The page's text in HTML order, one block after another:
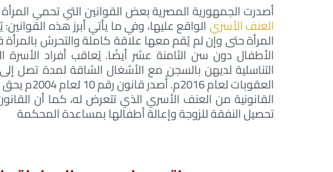
أصدرت الجمهورية المصرية بعض القوانين التي تحمي
العنف الأسريالواقع عليها، وفي ما يأتي أبرز هذه
الأطفال دون سن الثامنة عشر أيضًا. يُعاقب أفراد الأسرة
العقوبات
تحصيل النفقة للزوجة وإعالة أطفالها بمساعدة المحكمة